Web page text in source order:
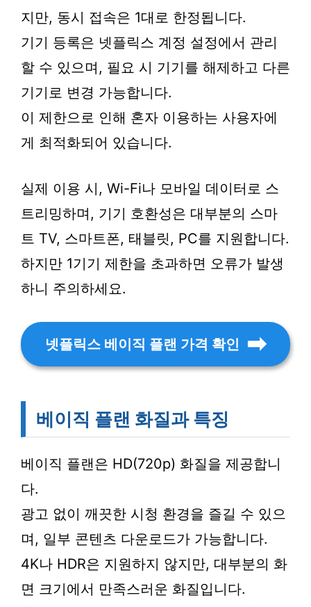
지만, 동시 접속은 1대로 한정됩니다.
기기 등록은 넷플릭스 계정 설정에서 관리
할 수 있으며, 필요 시 기기를 해제하고 다른
기기로 변경 가능합니다.
이 제한으로 인해 혼자 이용하는 사용자에
게 최적화되어 있습니다.
실제 이용 시, Wi-Fi나 모바일 데이터로 스
트리밍하며, 기기 호환성은 대부분의 스마
트 TV, 스마트폰, 태블릿, PC를 지원합니다.
하지만 1기기 제한을 초과하면 오류가 발생
하니 주의하세요.
넷플릭스 베이직 플랜 가격 확인
베이직 플랜 화질과 특징
베이직 플랜은 HD(720p) 화질을 제공합니
다.
광고 없이 깨끗한 시청 환경을 즐길 수 있으
며, 일부 콘텐츠 다운로드가 가능합니다.
4K나 HDR은 지원하지 않지만, 대부분의 화
면 크기에서 만족스러운 화질입니다.